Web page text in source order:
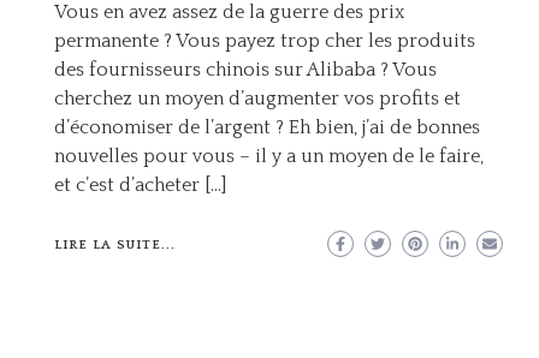
Vous en avez assez de la guerre des prix
permanente ? Vous payez trop cher les produits
des fournisseurs chinois sur Alibaba ? Vous
cherchez un moyen d’augmenter vos profits et
d’économiser de l’argent ? Eh bien, j’ai de bonnes
nouvelles pour vous – il y a un moyen de le faire,
et c’est d’acheter […]
LIRE LA SUITE...